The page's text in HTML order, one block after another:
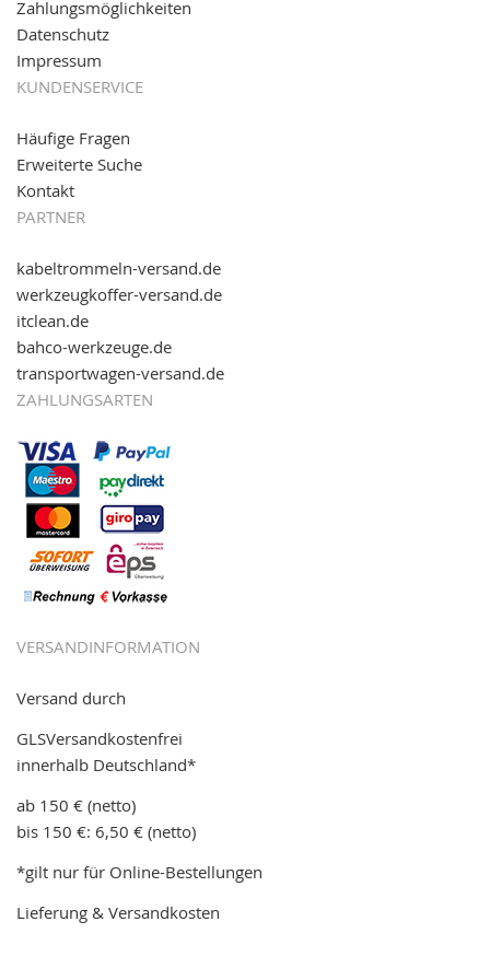
Zahlungsmöglichkeiten
Datenschutz
Impressum
KUNDENSERVICE
Häufige Fragen
Erweiterte Suche
Kontakt
PARTNER
kabeltrommeln-versand.de
werkzeugkoffer-versand.de
itclean.de
bahco-werkzeuge.de
transportwagen-versand.de
ZAHLUNGSARTEN
VERSANDINFORMATION
Versand durch
GLSVersandkostenfrei
innerhalb Deutschland*
ab 150 € (netto)
bis 150 €: 6,50 € (netto)
*gilt nur für Online-Bestellungen
Lieferung & Versandkosten